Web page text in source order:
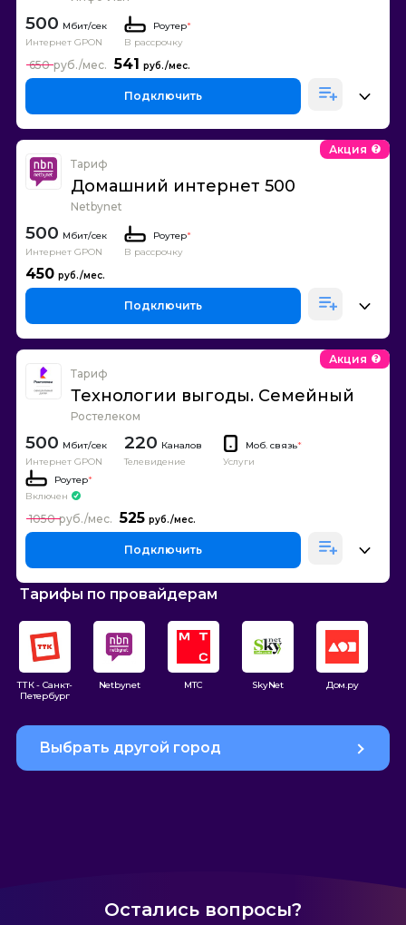
500
Интернет GPON
Роутер*
В рассрочку
541
650
Подключить
Тариф
Домашний интернет 500
Netbynet
Акция
500
Интернет GPON
Роутер*
В рассрочку
450
Подключить
Тариф
Технологии выгоды. Семейный
Ростелеком
Акция
500
Интернет GPON
220 Каналов
Телевидение
Моб. связь*
Услуги
Роутер*
Включен
525
1050
Подключить
Тарифы по провайдерам
ТТК - Санкт-
Петербург
Netbynet МТС SkyNet Дом.ру
Выбрать другой город
Остались вопросы?